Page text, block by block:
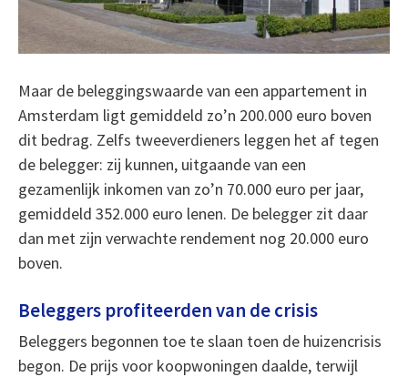
Maar de beleggingswaarde van een appartement in
Amsterdam ligt gemiddeld zo’n 200.000 euro boven
dit bedrag. Zelfs tweeverdieners leggen het af tegen
de belegger: zij kunnen, uitgaande van een
gezamenlijk inkomen van zo’n 70.000 euro per jaar,
gemiddeld 352.000 euro lenen. De belegger zit daar
dan met zijn verwachte rendement nog 20.000 euro
boven.
Beleggers profiteerden van de crisis
Beleggers begonnen toe te slaan toen de huizencrisis
begon. De prijs voor koopwoningen daalde, terwijl